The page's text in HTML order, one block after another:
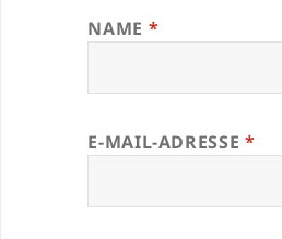
NAME *
E-MAIL-ADRESSE *